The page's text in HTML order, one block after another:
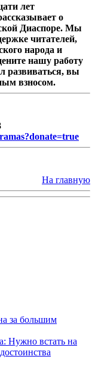
лет
о
Диаспоре. Мы
читателей,
народа и
нашу работу
развиваться, вы
взносом.
На главную
за большим
Нужно встать на